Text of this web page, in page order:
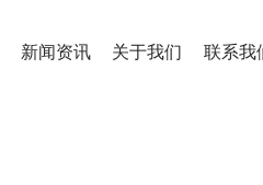
新闻资讯 关于我们 联系我